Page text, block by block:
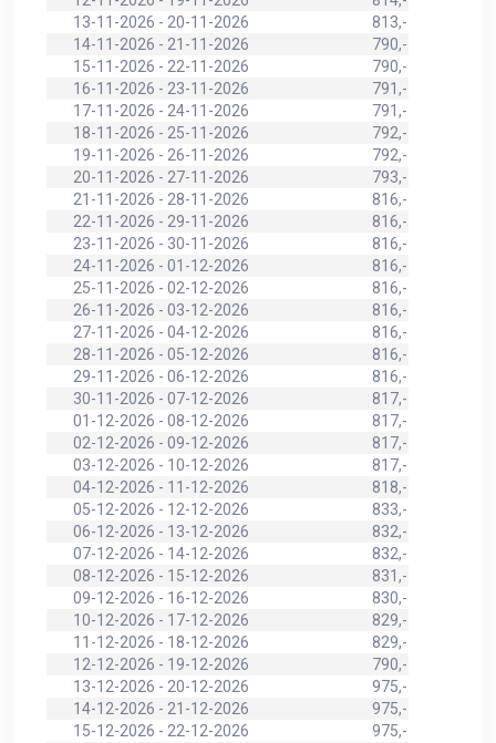
13-11-2026 - 20-11-2026
813,-
14-11-2026 - 21-11-2026
790,-
15-11-2026 - 22-11-2026
790,-
16-11-2026 - 23-11-2026
791,-
17-11-2026 - 24-11-2026
791,-
18-11-2026 - 25-11-2026
792,-
19-11-2026 - 26-11-2026
792,-
20-11-2026 - 27-11-2026
793,-
21-11-2026 - 28-11-2026
816,-
22-11-2026 - 29-11-2026
816,-
23-11-2026 - 30-11-2026
816,-
24-11-2026 - 01-12-2026
816,-
25-11-2026 - 02-12-2026
816,-
26-11-2026 - 03-12-2026
816,-
27-11-2026 - 04-12-2026
816,-
28-11-2026 - 05-12-2026
816,-
29-11-2026 - 06-12-2026
816,-
30-11-2026 - 07-12-2026
817,-
01-12-2026 - 08-12-2026
817,-
02-12-2026 - 09-12-2026
817,-
03-12-2026 - 10-12-2026
817,-
04-12-2026 - 11-12-2026
818,-
05-12-2026 - 12-12-2026
833,-
06-12-2026 - 13-12-2026
832,-
07-12-2026 - 14-12-2026
832,-
08-12-2026 - 15-12-2026
831,-
09-12-2026 - 16-12-2026
830,-
10-12-2026 - 17-12-2026
829,-
11-12-2026 - 18-12-2026
829,-
12-12-2026 - 19-12-2026
790,-
13-12-2026 - 20-12-2026
975,-
14-12-2026 - 21-12-2026
975,-
15-12-2026 - 22-12-2026
975,-